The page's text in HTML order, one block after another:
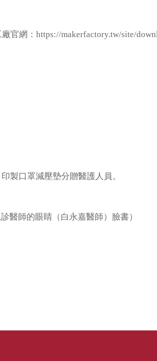
官網： https://makerfactory.tw/site/
製口罩減壓墊分贈醫護人員。
醫師的眼睛（白永嘉醫師）臉書）
:::